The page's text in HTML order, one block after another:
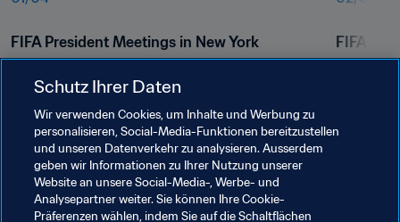
FIFA President Meetings in New York FIFA
Schutz Ihrer Daten
Wir verwenden Cookies, um Inhalte und Werbung zu
personalisieren, Social-Media-Funktionen bereitzustellen
und unseren Datenverkehr zu analysieren. Ausserdem
geben wir Informationen zu Ihrer Nutzung unserer
Website an unsere Social-Media-, Werbe- und
Analysepartner weiter. Sie können Ihre Cookie-
Präferenzen wählen, indem Sie auf die Schaltflächen